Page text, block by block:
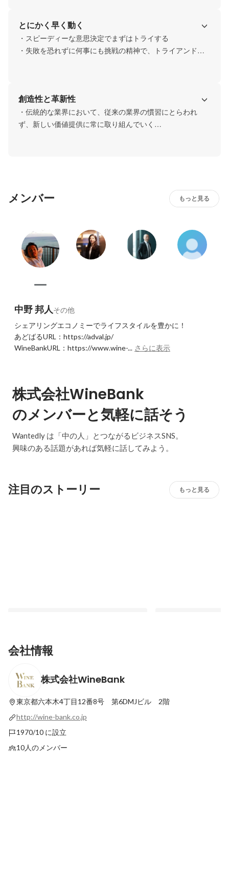
とにかく早く動く
・スピーディーな意思決定でまずはトライする
・失敗を恐れずに何事にも挑戦の精神で、トライアンドエ
創造性と革新性
・伝統的な業界において、従来の業界の慣習にとらわれ
ず、新しい価値提供に常に取り組んでいく
メンバー もっと見る
中野 邦人その他
シェアリングエコノミーでライフスタイルを豊かに！
あどばるURL：https://adval.jp/
WineBankURL：https://www.wine-... さらに表示
株式会社WineBank
のメンバーと気軽に話そう
Wantedly は「中の人」とつながるビジネスSNS。
興味のある話題があれば気軽に話してみよう。
注目のストーリー もっと見る
累計7.2億円の資金調達を経て、次の成長ス
テージへ。創業55年の確かな実績×最先端
テクノロジーで挑む、ワイン流通変革。
最新順で表示
を共に創る
最新順で表示
会社情報
株式会社WineBank
東京都六本木4丁目12番8号 第6DMJビル 2階
http://wine-bank.co.jp
1970/10 に設立
10人のメンバー